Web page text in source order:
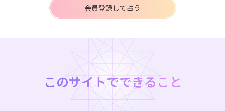
会員登録して占う
このサイトでできること